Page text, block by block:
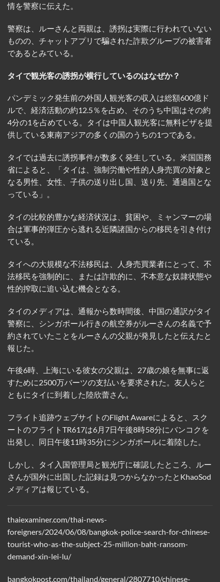
情を警察に伝えた。
警察は、ルーさんと両親は、誘拐は実際に行われていない
ものの、チャットアプリで騙された詐欺グループの被害者
であるとみている。
タイで観光客の誘拐が横行しているのはなぜか？
パンデミック発生前の外国人観光客の収入は総額600億ド
ルで、経済活動の約12.5％を占め、そのうち中国はその約
4分の1を占めている。タイは中国人観光客に無料ビザを提
供している東南アジアの多くの国のうちの1つである。
タイでは過去に誘拐事件が数多く発生している。米国国務
省によると、「タイは、強制労働や性的人身売買の対象と
なる男性、女性、子供の送り出し国、送り先、通過国とな
っている」。
タイの比較的豊かな経済状況は、貧困や、ミャンマーの場
合は軍事的弾圧から逃れる近隣諸国からの移民を引き付け
ている。
タイへの大規模な不法移民は、人身売買業者にとって、不
法移民を強制的に、または詐欺的に、不本意な奴隷状態や
性的搾取に追い込む機会となる。
​​タイのメディアは、通報から数時間後、中国の通訳がタイ
警察に、シンガポール行きの航空券がルーさんの名義で予
約されていたことをルーさんの父親が発見したと伝えたと
報じた。
午後6時、上海にいる彼女の父親は、27歳の娘を無事に返
すために2500万バーツの支払いを要求された。友人らと
ともにタイに到着した陸欣蕾さん。
フライト追跡ウェブサイトのFlight Awareによると、スク
ートのフライトTR617は6月7日午後8時58分にバンコクを
出発し、同日午後11時35分にシンガポールに着陸した。
しかし、タイ入国管理局と観光庁に確認したところ、ルー
さんが国外に出国した記録は見つからなかったとKhaoSod
メディアは報じている。
thaiexaminer.com/thai-news-
foreigners/2024/06/08/bangkok-police-search-for-chinese-
tourist-who-as-the-subject-25-million-baht-ransom-
demand-xin-lei-lu/
bangkokpost.com/thailand/general/2807710/chinese-